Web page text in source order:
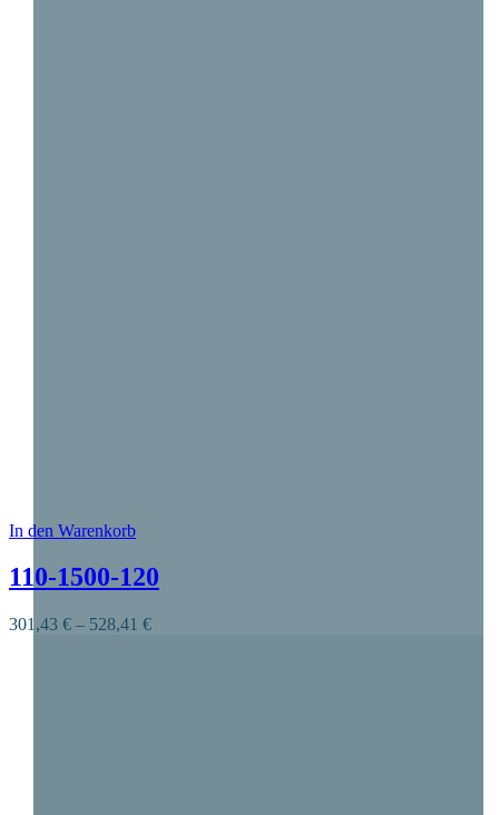
In den Warenkorb
110-1500-120
301,43 € – 528,41 €